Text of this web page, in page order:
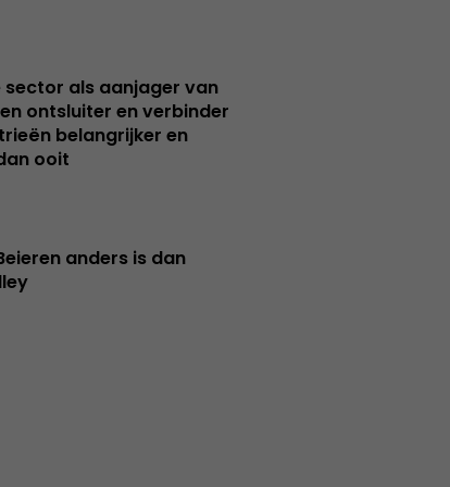
sector als aanjager van
ontsluiter en verbinder
belangrijker en
ooit
anders is dan